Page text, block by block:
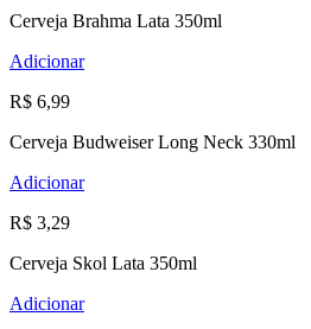
Cerveja Brahma Lata 350ml
Adicionar
R$ 6,99
Cerveja Budweiser Long Neck 330ml
Adicionar
R$ 3,29
Cerveja Skol Lata 350ml
Adicionar